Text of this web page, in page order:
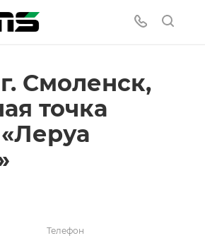
Смоленск,
точка
Телефон